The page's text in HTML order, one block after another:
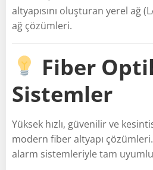
altyapısını oluşturan yerel ağ
ağ çözümleri.
Fiber
Sistemler
Yüksek hızlı, güvenilir ve
modern fiber altyapı
alarm sistemleriyle tam